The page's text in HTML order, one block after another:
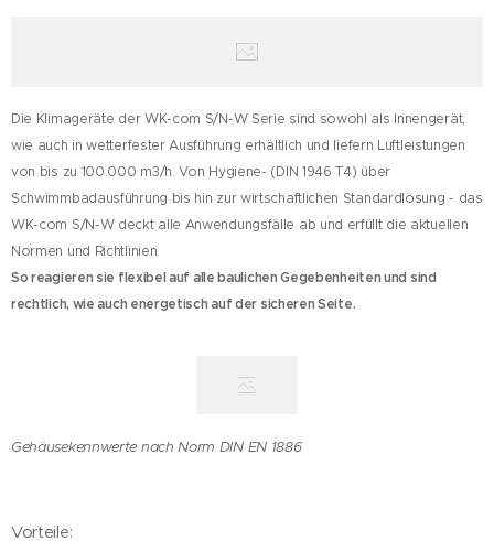
Die Klimageräte der WK-com S/N-W Serie sind sowohl als Innengerät,
wie auch in wetterfester Ausführung erhältlich und liefern Luftleistungen
von bis zu 100.000 m3/h. Von Hygiene- (DIN 1946 T4) über
Schwimmbadausführung bis hin zur wirtschaftlichen Standardlösung - das
WK-com S/N-W deckt alle Anwendungsfälle ab und erfüllt die aktuellen
Normen und Richtlinien.
So reagieren sie flexibel auf alle baulichen Gegebenheiten und sind
rechtlich, wie auch energetisch auf der sicheren Seite.
Gehäusekennwerte nach Norm DIN EN 1886
Vorteile: